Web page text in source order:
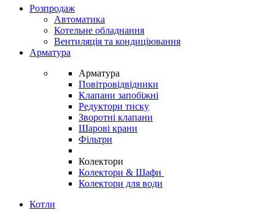
Розпродаж
Автоматика
Котельне обладнання
Вентиляція та кондиціювання
Арматура
Арматура
Повітровідвідники
Клапани запобіжні
Редуктори тиску
Зворотні клапани
Шарові крани
Фільтри
Колектори
Колектори & Шафи
Колектори для води
Котли